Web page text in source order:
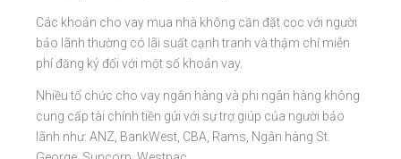
Các khoản cho vay mua nhà không cần đặt cọc với người
bảo lãnh thường có lãi suất cạnh tranh và thậm chí miễn
phí đăng ký đối với một số khoản vay.
Nhiều tổ chức cho vay ngân hàng và phi ngân hàng không
cung cấp tài chính tiền gửi với sự trợ giúp của người bảo
lãnh như: ANZ, BankWest, CBA, Rams, Ngân hàng St.